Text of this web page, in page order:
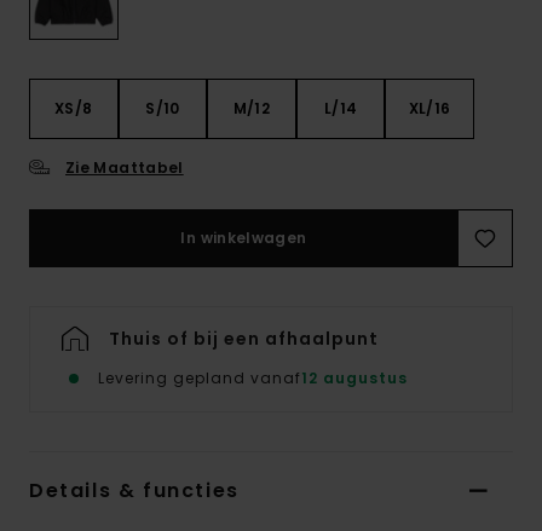
XS/8 S/10 M/12 L/14 XL/16
Zie Maattabel
In winkelwagen
Thuis of bij een afhaalpunt
Levering gepland vanaf12 augustus
Details & functies